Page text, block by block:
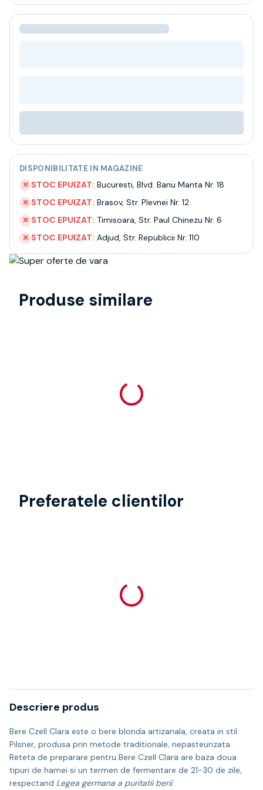
Ceai
Bacanie
Despre noi
Livrare
Termeni si conditii
Politica de confidentialitate
Intrebari frecvente
DISPONIBILITATE IN MAGAZINE
✕ STOC EPUIZAT: Bucuresti, Blvd. Banu Manta Nr. 18
✕ STOC EPUIZAT: Brasov, Str. Plevnei Nr. 12
✕ STOC EPUIZAT: Timisoara, Str. Paul Chinezu Nr. 6
✕ STOC EPUIZAT: Adjud, Str. Republicii Nr. 110
Produse similare
Preferatele clientilor
Descriere produs
Bere Czell Clara este o bere blonda artizanala, creata in stil
Pilsner, produsa prin metode traditionale, nepasteurizata.
Reteta de preparare pentru Bere Czell Clara are baza doua
tipuri de hamei si un termen de fermentare de 21-30 de zile,
respectand Legea germana a puritatii berii.